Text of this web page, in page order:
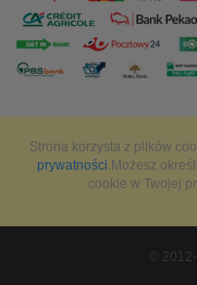
Strona korzysta z plików
prywatności.Możesz
cookie w Twojej
©